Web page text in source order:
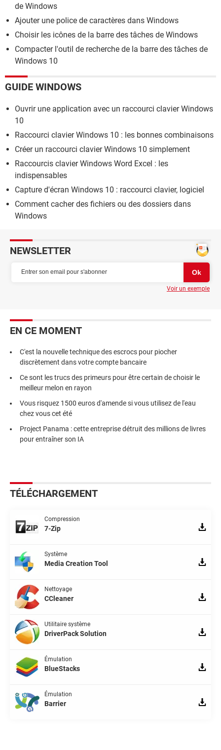
de Windows
Ajouter une police de caractères dans Windows
Choisir les icônes de la barre des tâches de Windows
Compacter l'outil de recherche de la barre des tâches de
Windows 10
GUIDE WINDOWS
Ouvrir une application avec un raccourci clavier Windows
10
Raccourci clavier Windows 10 : les bonnes combinaisons
Créer un raccourci clavier Windows 10 simplement
Raccourcis clavier Windows Word Excel : les
indispensables
Capture d'écran Windows 10 : raccourci clavier, logiciel
Comment cacher des fichiers ou des dossiers dans
Windows
NEWSLETTER
Voir un exemple
EN CE MOMENT
C'est la nouvelle technique des escrocs pour piocher
discrètement dans votre compte bancaire
Ce sont les trucs des primeurs pour être certain de choisir le
meilleur melon en rayon
Vous risquez 1500 euros d'amende si vous utilisez de l'eau
chez vous cet été
Project Panama : cette entreprise détruit des millions de livres
pour entraîner son IA
TÉLÉCHARGEMENT
Compression
7-Zip
Système
Media Creation Tool
Nettoyage
CCleaner
Utilitaire système
DriverPack Solution
Émulation
BlueStacks
Émulation
Barrier